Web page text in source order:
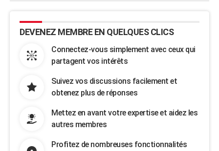
DEVENEZ MEMBRE EN QUELQUES CLICS
Connectez-vous simplement avec ceux qui
partagent vos intérêts
Suivez vos discussions facilement et
obtenez plus de réponses
Mettez en avant votre expertise et aidez les
autres membres
Profitez de nombreuses fonctionnalités